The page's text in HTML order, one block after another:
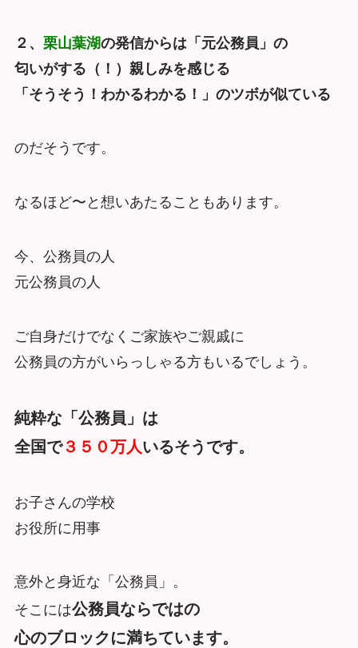
２、 栗山葉湖の発信からは「元公務員」の
匂いがする（！）親しみを感じる
「そうそう！わかるわかる！」のツボが似ている
のだそうです。
なるほど〜と想いあたることもあります。
今、公務員の人
元公務員の人
ご自身だけでなくご家族やご親戚に
公務員の方がいらっしゃる方もいるでしょう。
純粋な「公務員」は
全国で３５０万人いるそうです。
お子さんの学校
お役所に用事
意外と身近な「公務員」。
そこには公務員ならではの
心のブロックに満ちています。